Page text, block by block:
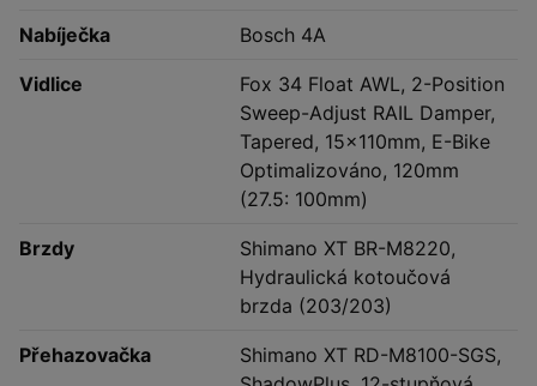
Nabíječka Bosch 4A
Vidlice
Fox 34 Float AWL, 2-Position
Sweep-Adjust RAIL Damper,
Tapered, 15x110mm, E-Bike
Optimalizováno, 120mm
(27.5: 100mm)
Brzdy
Shimano XT BR-M8220,
Hydraulická kotoučová
brzda (203/203)
Přehazovačka
Shimano XT RD-M8100-SGS,